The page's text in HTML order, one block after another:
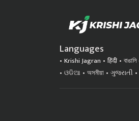
Languages
Krishi Jagran हिंदी বাঙালি
ଓଡିଆ
অসমীয়া ગુજરાતી